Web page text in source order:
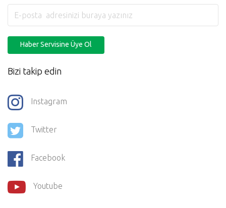
Haber Servisine Üye Ol
Bizi takip edin
Instagram
Twitter
Facebook
Youtube